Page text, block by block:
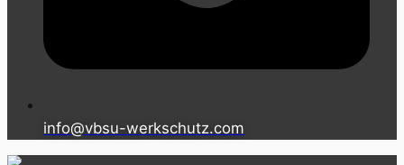
info@vbsu-werkschutz.com